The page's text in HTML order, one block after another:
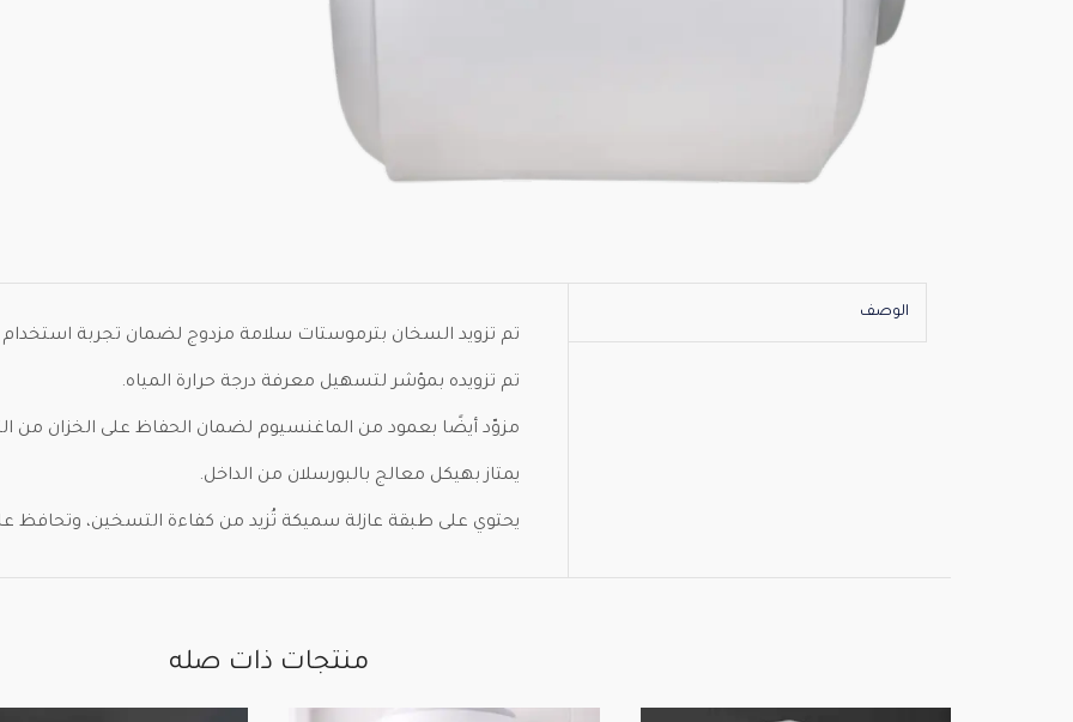
الوصف
تم تزويد السخان بترموستات سلامة مزدوج لضمان تجربة استخدام
تم تزويده بمؤشر لتسهيل معرفة درجة حرارة المياه.
مزوّد أيضًا بعمود من الماغنسيوم لضمان الحفاظ على الخزان من
يمتاز بهيكل معالج بالبورسلان من الداخل.
يحتوي على طبقة عازلة سميكة تُزيد من كفاءة التسخين، وتحافظ
منتجات ذات صله